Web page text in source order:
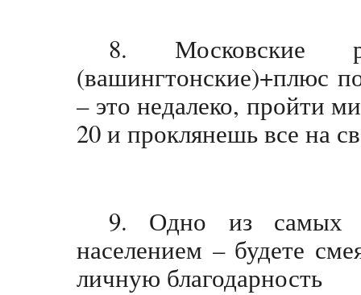
8. Московские
(вашингтонские)+плюс
– это недалеко, пройти
20 и проклянешь все на
9. Одно из самых
населением – будете
личную благодарность